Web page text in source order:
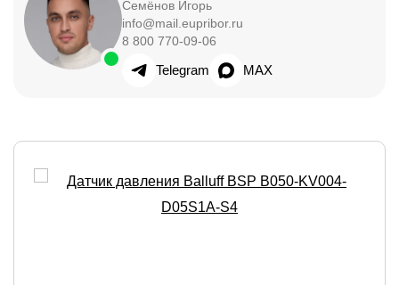
Семёнов Игорь
info@mail.eupribor.ru
8 800 770-09-06
Telegram MAX